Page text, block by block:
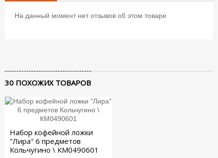
На данный момент нет отзывов об этом товаре
30 ПОХОЖИХ ТОВАРОВ
Набор кофейной ложки
"Лира" 6 предметов
Кольчугино \ КМ0490601